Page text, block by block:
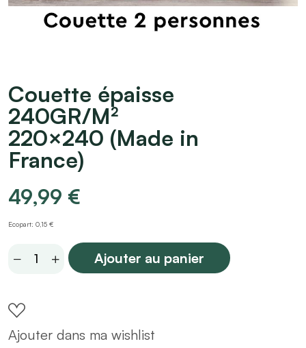
Couette épaisse
240GR/M²
220×240 (Made in
France)
49,99 €
Ecopart: 0,15 €
Couette
220x240
(Made
Ajouter au panier
Ajouter dans ma wishlist